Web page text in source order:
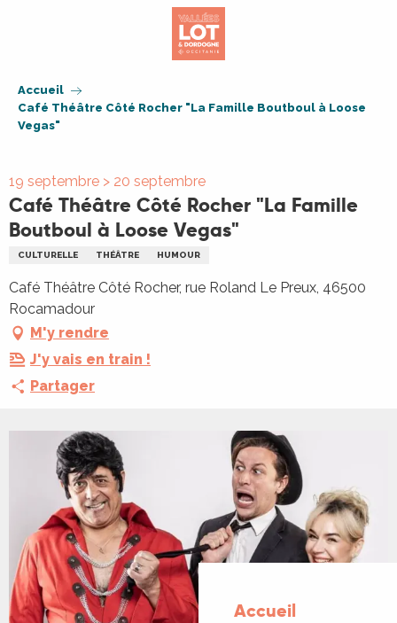
Accueil
Accueil
Café Théâtre Côté Rocher "La Famille Boutboul à Loose
Vegas"
19 septembre > 20 septembre
Café Théâtre Côté Rocher "La Famille
Boutboul à Loose Vegas"
CULTURELLE THÉÂTRE HUMOUR
Café Théâtre Côté Rocher, rue Roland Le Preux, 46500
Rocamadour
M'y rendre
J'y vais en train !
Partager